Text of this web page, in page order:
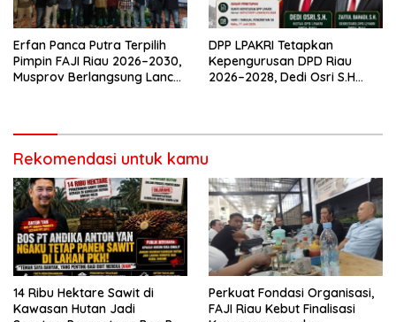
Erfan Panca Putra Terpilih
Pimpin FAJI Riau 2026–2030,
Musprov Berlangsung Lancar
DPP LPAKRI Tetapkan
Kepengurusan DPD Riau
2026–2028, Dedi Osri S.H
Rekomendasi untuk kamu
14 Ribu Hektare Sawit di
Kawasan Hutan Jadi
Perkuat Fondasi Organisasi,
FAJI Riau Kebut Finalisasi